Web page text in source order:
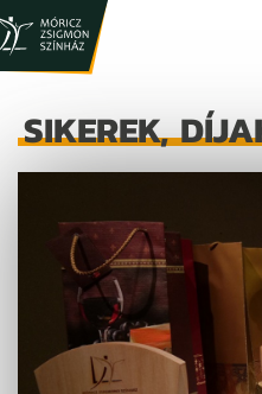
SIKEREK,